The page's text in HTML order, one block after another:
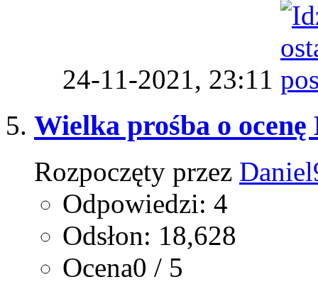
24-11-2021, 23:11
Wielka prośba o ocenę
Rozpoczęty przez
Odpowiedzi: 4
Odsłon: 18,628
Ocena0 / 5